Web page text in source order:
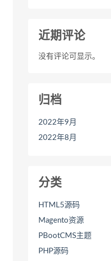
近期评论
没有评论可显示。
归档
2022年9月
2022年8月
分类
HTML5源码
Magento资源
PBootCMS主题
PHP源码